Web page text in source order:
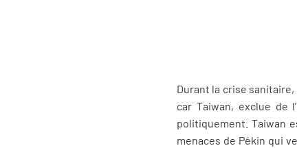
Durant la crise sanitaire,
car Taiwan, exclue de
politiquement. Taiwan
menaces de Pékin qui